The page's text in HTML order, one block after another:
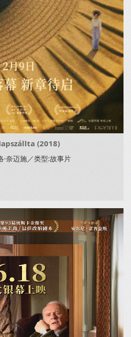
(2018)
·奈迈施／类型:故事片